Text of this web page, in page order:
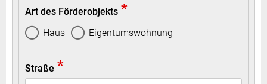
Art des Förderobjekts *
Haus Eigentumswohnung
Straße *